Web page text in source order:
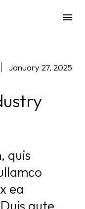
January 27, 2025
quis
ea
aute